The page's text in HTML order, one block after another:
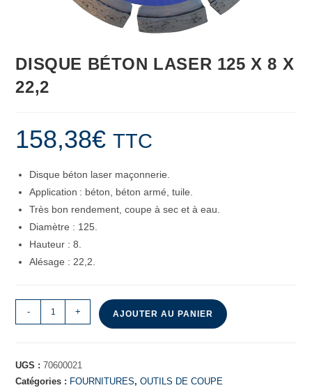
DISQUE BÉTON LASER 125 X 8 X
22,2
158,38€ TTC
Disque béton laser maçonnerie.
Application : béton, béton armé, tuile.
Très bon rendement, coupe à sec et à eau.
Diamètre : 125.
Hauteur : 8.
Alésage : 22,2.
- + AJOUTER AU PANIER
UGS :70600021
Catégories : FOURNITURES,OUTILS DE COUPE